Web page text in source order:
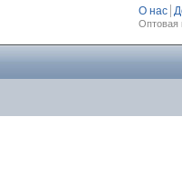
О нас
Оптовая